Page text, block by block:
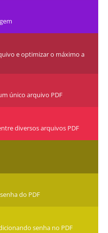
e optimizar o máximo a
único arquivo PDF
diversos arquivos PDF
do PDF
senha no PDF